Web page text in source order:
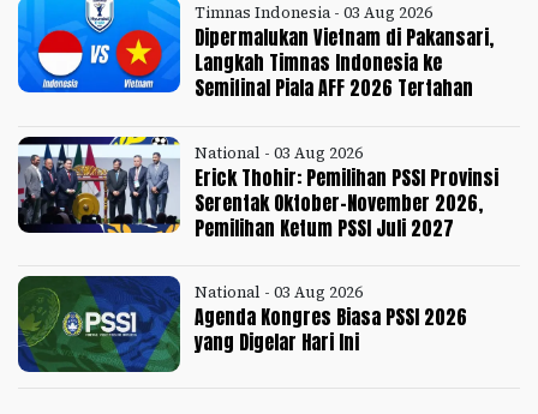
Timnas Indonesia - 03 Aug 2026
Dipermalukan Vietnam di Pakansari,
Langkah Timnas Indonesia ke
Semifinal Piala AFF 2026 Tertahan
National - 03 Aug 2026
Erick Thohir: Pemilihan PSSI Provinsi
Serentak Oktober-November 2026,
Pemilihan Ketum PSSI Juli 2027
National - 03 Aug 2026
Agenda Kongres Biasa PSSI 2026
yang Digelar Hari Ini